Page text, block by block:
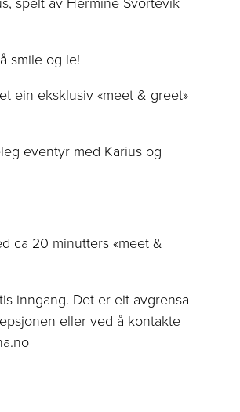
smile og le!
ein eksklusiv «meet & greet»
eventyr med Karius og
ca 20 minutters «meet &
inngang. Det er eit avgrensa
eller ved å kontakte